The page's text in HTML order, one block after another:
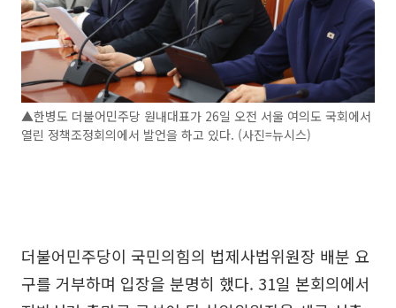
▲한병도 더불어민주당 원내대표가 26일 오전 서울 여의도 국회에서
열린 정책조정회의에서 발언을 하고 있다. (사진=뉴시스)
더불어민주당이 국민의힘의 법제사법위원장 배분 요
구를 거부하며 입장을 분명히 했다. 31일 본회의에서